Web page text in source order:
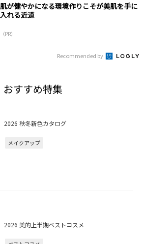
肌が健やかになる環境作りこそが美肌を手に
入れる近道
（PR）
Recommended by
おすすめ特集
2026 秋冬新色カタログ
メイクアップ
2026 美的上半期ベストコスメ